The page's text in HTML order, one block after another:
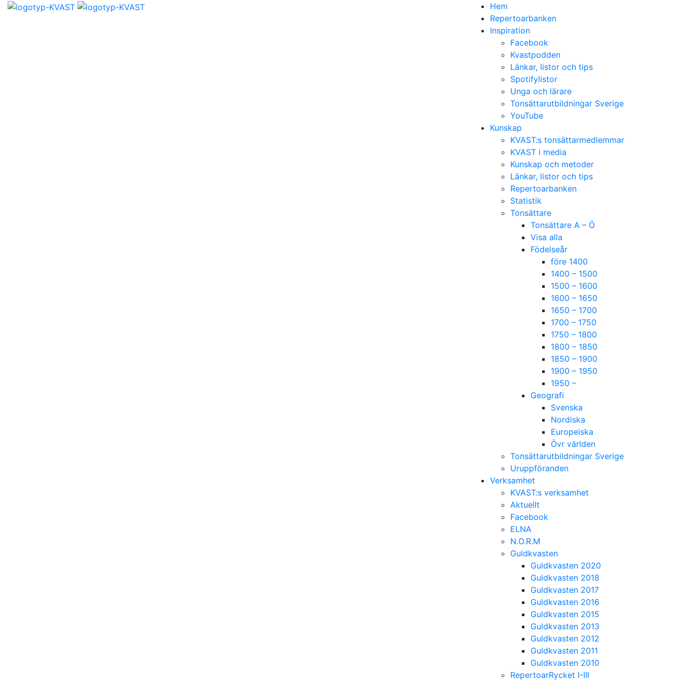
Hem
Repertoarbanken
Inspiration
Facebook
Kvastpodden
Länkar, listor och tips
Spotifylistor
Unga och lärare
Tonsättarutbildningar Sverige
YouTube
Kunskap
KVAST:s tonsättarmedlemmar
KVAST i media
Kunskap och metoder
Länkar, listor och tips
Repertoarbanken
Statistik
Tonsättare
Tonsättare A – Ö
Visa alla
Födelseår
före 1400
1400 – 1500
1500 – 1600
1600 – 1650
1650 – 1700
1700 – 1750
1750 – 1800
1800 – 1850
1850 – 1900
1900 – 1950
1950 –
Geografi
Svenska
Nordiska
Europeiska
Övr världen
Tonsättarutbildningar Sverige
Uruppföranden
Verksamhet
KVAST:s verksamhet
Aktuellt
Facebook
ELNA
N.O.R.M
Guldkvasten
Guldkvasten 2020
Guldkvasten 2018
Guldkvasten 2017
Guldkvasten 2016
Guldkvasten 2015
Guldkvasten 2013
Guldkvasten 2012
Guldkvasten 2011
Guldkvasten 2010
RepertoarRycket I-III